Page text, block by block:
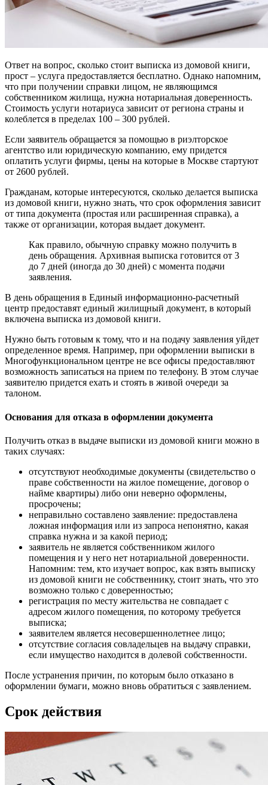
Ответ на вопрос, сколько стоит выписка из домовой книги,
прост – услуга предоставляется бесплатно. Однако напомним,
что при получении справки лицом, не являющимся
собственником жилища, нужна нотариальная доверенность.
Стоимость услуги нотариуса зависит от региона страны и
колеблется в пределах 100 – 300 рублей.
Если заявитель обращается за помощью в риэлторское
агентство или юридическую компанию, ему придется
оплатить услуги фирмы, цены на которые в Москве стартуют
от 2600 рублей.
Гражданам, которые интересуются, сколько делается выписка
из домовой книги, нужно знать, что срок оформления зависит
от типа документа (простая или расширенная справка), а
также от организации, которая выдает документ.
Как правило, обычную справку можно получить в
день обращения. Архивная выписка готовится от 3
до 7 дней (иногда до 30 дней) с момента подачи
заявления.
В день обращения в Единый информационно-расчетный
центр предоставят единый жилищный документ, в который
включена выписка из домовой книги.
Нужно быть готовым к тому, что и на подачу заявления уйдет
определенное время. Например, при оформлении выписки в
Многофункциональном центре не все офисы предоставляют
возможность записаться на прием по телефону. В этом случае
заявителю придется ехать и стоять в живой очереди за
талоном.
Основания для отказа в оформлении документа
Получить отказ в выдаче выписки из домовой книги можно в
таких случаях:
отсутствуют необходимые документы (свидетельство о
праве собственности на жилое помещение, договор о
найме квартиры) либо они неверно оформлены,
просрочены;
неправильно составлено заявление: предоставлена
ложная информация или из запроса непонятно, какая
справка нужна и за какой период;
заявитель не является собственником жилого
помещения и у него нет нотариальной доверенности.
Напомним: тем, кто изучает вопрос, как взять выписку
из домовой книги не собственнику, стоит знать, что это
возможно только с доверенностью;
регистрация по месту жительства не совпадает с
адресом жилого помещения, по которому требуется
выписка;
заявителем является несовершеннолетнее лицо;
отсутствие согласия совладельцев на выдачу справки,
если имущество находится в долевой собственности.
После устранения причин, по которым было отказано в
оформлении бумаги, можно вновь обратиться с заявлением.
Срок действия